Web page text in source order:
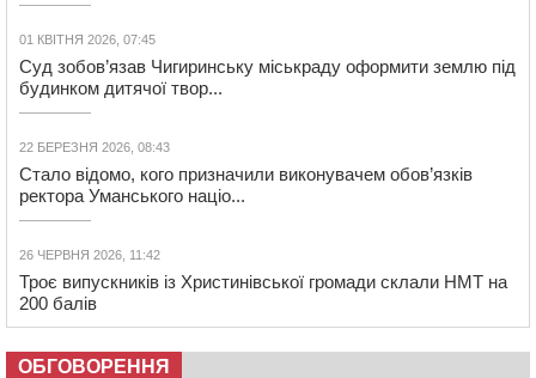
01 КВІТНЯ 2026, 07:45
Суд зобов’язав Чигиринську міськраду оформити землю під
будинком дитячої твор...
22 БЕРЕЗНЯ 2026, 08:43
Стало відомо, кого призначили виконувачем обов’язків
ректора Уманського націо...
26 ЧЕРВНЯ 2026, 11:42
Троє випускників із Христинівської громади склали НМТ на
200 балів
ОБГОВОРЕННЯ